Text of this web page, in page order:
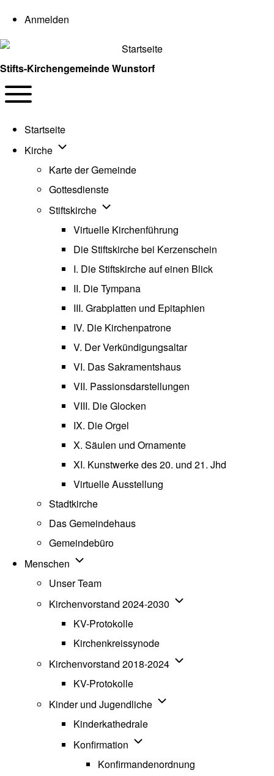
User account menu
Anmelden
Stifts-Kirchengemeinde Wunstorf
Navigation
Startseite
Kirche Unternavigation von Kirche
Karte der Gemeinde
Gottesdienste
Stiftskirche Unternavigation von Stiftskirche
Virtuelle Kirchenführung
Die Stiftskirche bei Kerzenschein
I. Die Stiftskirche auf einen Blick
II. Die Tympana
III. Grabplatten und Epitaphien
IV. Die Kirchenpatrone
V. Der Verkündigungsaltar
VI. Das Sakramentshaus
VII. Passionsdarstellungen
VIII. Die Glocken
IX. Die Orgel
X. Säulen und Ornamente
XI. Kunstwerke des 20. und 21. Jhd
Virtuelle Ausstellung
Stadtkirche
Das Gemeindehaus
Gemeindebüro
Menschen Unternavigation von Menschen
Unser Team
Kirchenvorstand 2024-2030 Unternavigation von
KV-Protokolle
Kirchenkreissynode
Kirchenvorstand 2018-2024 Unternavigation von
KV-Protokolle
Kinder und Jugendliche Unternavigation von
Kinderkathedrale
Konfirmation Unternavigation von
Konfirmandenordnung